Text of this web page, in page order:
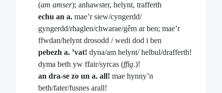
(am amser); anhawster, helynt, trafferth
echu an a. mae’r siew/cyngerdd/
gyngerdd/rhaglen/chwarae/gêm ar ben; mae’r
ffwdan/helynt drosodd / wedi dod i ben
pebezh a. ’vat! dyna/am helynt/ helbul/drafferth!
dyma beth yw ffair/syrcas (ffig.)!
an dra-se zo un a. all! mae hynny’n
beth/fater/fusnes arall!